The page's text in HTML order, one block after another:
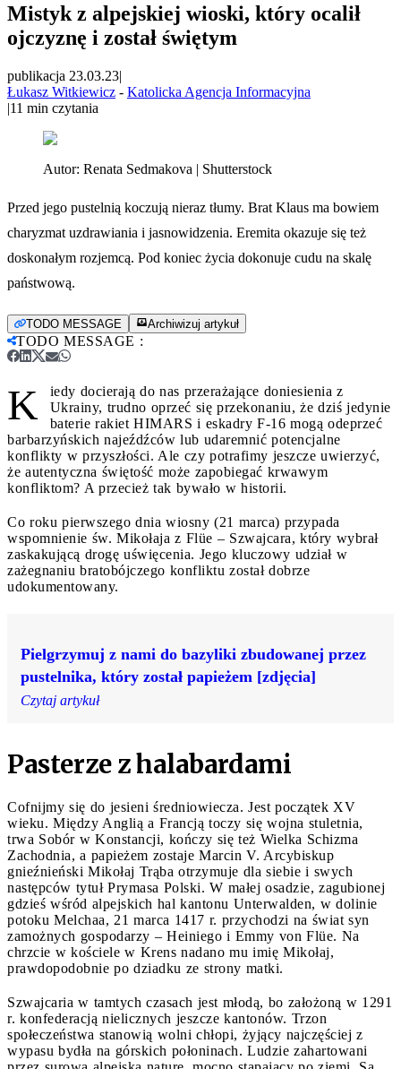
Mistyk z alpejskiej wioski, który ocalił
ojczyznę i został świętym
publikacja 23.03.23|
Łukasz Witkiewicz - Katolicka Agencja Informacyjna
|11 min czytania
Autor: Renata Sedmakova | Shutterstock
Przed jego pustelnią koczują nieraz tłumy. Brat Klaus ma bowiem
charyzmat uzdrawiania i jasnowidzenia. Eremita okazuje się też
doskonałym rozjemcą. Pod koniec życia dokonuje cudu na skalę
państwową.
TODO MESSAGE Archiwizuj artykuł
TODO MESSAGE :
K
iedy docierają do nas przerażające doniesienia z
Ukrainy, trudno oprzeć się przekonaniu, że dziś jedynie
baterie rakiet HIMARS i eskadry F-16 mogą odeprzeć
barbarzyńskich najeźdźców lub udaremnić potencjalne
konflikty w przyszłości. Ale czy potrafimy jeszcze uwierzyć,
że autentyczna świętość może zapobiegać krwawym
konfliktom? A przecież tak bywało w historii.
Co roku pierwszego dnia wiosny (21 marca) przypada
wspomnienie św. Mikołaja z Flüe – Szwajcara, który wybrał
zaskakującą drogę uświęcenia. Jego kluczowy udział w
zażegnaniu bratobójczego konfliktu został dobrze
udokumentowany.
Pielgrzymuj z nami do bazyliki zbudowanej przez
pustelnika, który został papieżem [zdjęcia]
Czytaj artykuł
Pasterze z halabardami
Cofnijmy się do jesieni średniowiecza. Jest początek XV
wieku. Między Anglią a Francją toczy się wojna stuletnia,
trwa Sobór w Konstancji, kończy się też Wielka Schizma
Zachodnia, a papieżem zostaje Marcin V. Arcybiskup
gnieźnieński Mikołaj Trąba otrzymuje dla siebie i swych
następców tytuł Prymasa Polski. W małej osadzie, zagubionej
gdzieś wśród alpejskich hal kantonu Unterwalden, w dolinie
potoku Melchaa, 21 marca 1417 r. przychodzi na świat syn
zamożnych gospodarzy – Heiniego i Emmy von Flüe. Na
chrzcie w kościele w Krens nadano mu imię Mikołaj,
prawdopodobnie po dziadku ze strony matki.
Szwajcaria w tamtych czasach jest młodą, bo założoną w 1291
r. konfederacją nielicznych jeszcze kantonów. Trzon
społeczeństwa stanowią wolni chłopi, żyjący najczęściej z
wypasu bydła na górskich połoninach. Ludzie zahartowani